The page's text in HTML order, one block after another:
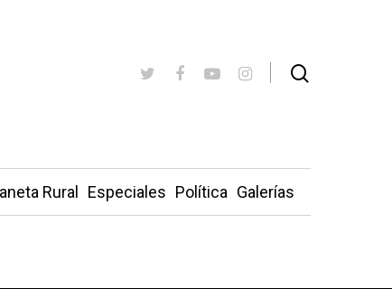
Rural Especiales Política Galerías